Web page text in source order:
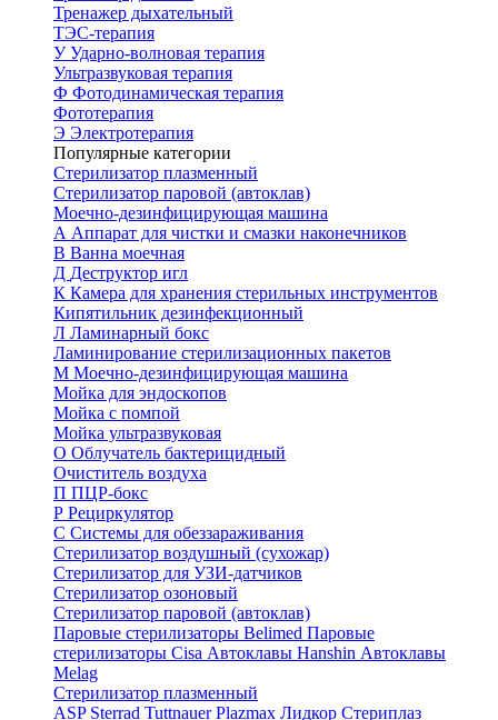
Тренажер дыхательный
ТЭС-терапия
УУдарно-волновая терапия
Ультразвуковая терапия
Ф Фотодинамическая терапия
Фототерапия
Э Электротерапия
Популярные категории
Стерилизатор плазменный
Стерилизатор паровой (автоклав)
Моечно-дезинфицирующая машина
А Аппарат для чистки и смазки наконечников
В Ванна моечная
Д Деструктор игл
К Камера для хранения стерильных инструментов
Кипятильник дезинфекционный
Л Ламинарный бокс
Ламинирование стерилизационных пакетов
М Моечно-дезинфицирующая машина
Мойка для эндоскопов
Мойка с помпой
Мойка ультразвуковая
О Облучатель бактерицидный
Очиститель воздуха
П ПЦР-бокс
Р Рециркулятор
С Системы для обеззараживания
Стерилизатор воздушный (сухожар)
Стерилизатор для УЗИ-датчиков
Стерилизатор озоновый
Стерилизатор паровой (автоклав)
Паровые стерилизаторы Belimed Паровые
стерилизаторы Cisa Автоклавы Hanshin Автоклавы
Melag
Стерилизатор плазменный
ASP Sterrad Tuttnauer Plazmax Лидкор Стериплаз